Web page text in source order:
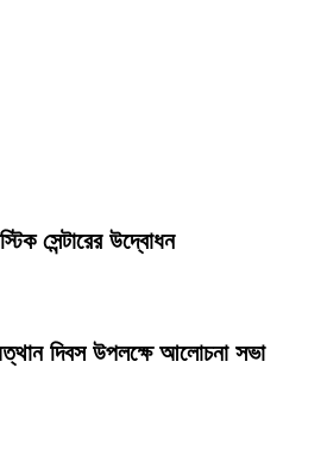
সেন্টারের উদ্বোধন
দিবস উপলক্ষে আলোচনা সভা